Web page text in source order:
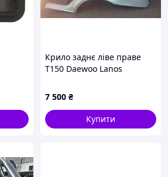
Крило заднє ліве праве
T150 Daewoo Lanos
7 500 ₴
Купити